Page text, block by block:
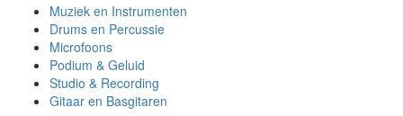
Muziek en Instrumenten
Drums en Percussie
Microfoons
Podium & Geluid
Studio & Recording
Gitaar en Basgitaren